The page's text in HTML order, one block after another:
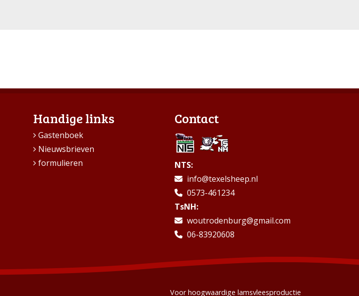
Handige links
Gastenboek
Nieuwsbrieven
formulieren
Contact
NTS:
info@texelsheep.nl
0573-461234
TsNH:
woutrodenburg@gmail.com
06-83920608
Voor hoogwaardige lamsvleesproductie